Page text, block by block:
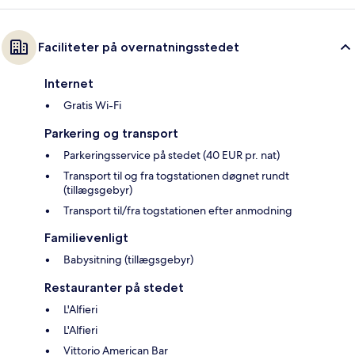
Faciliteter på overnatningsstedet
Internet
Gratis Wi-Fi
Parkering og transport
Parkeringsservice på stedet (40 EUR pr. nat)
Transport til og fra togstationen døgnet rundt
(tillægsgebyr)
Transport til/fra togstationen efter anmodning
Familievenligt
Babysitning (tillægsgebyr)
Restauranter på stedet
L'Alfieri
L'Alfieri
Vittorio American Bar